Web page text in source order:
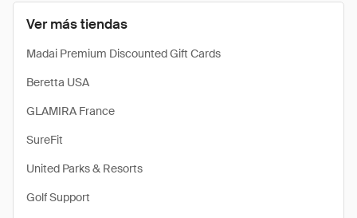
Ver más tiendas
Madai Premium Discounted Gift Cards
Beretta USA
GLAMIRA France
SureFit
United Parks & Resorts
Golf Support